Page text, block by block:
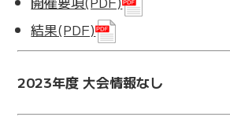
結果(PDF)
2023年度 大会情報なし